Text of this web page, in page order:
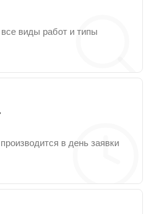
виды работ и типы
в день заявки